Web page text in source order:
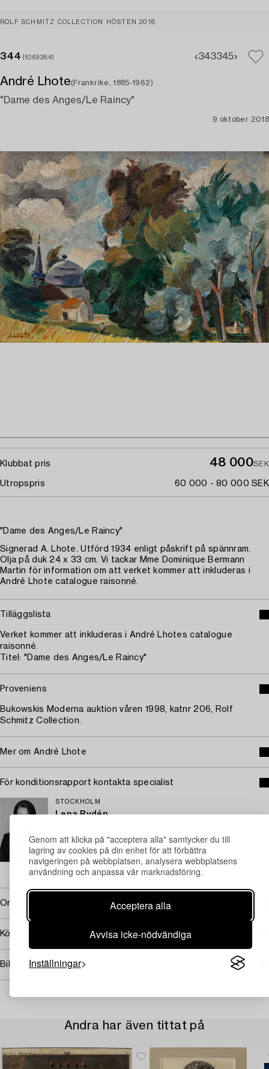
Genom att klicka på "acceptera alla" samtycker du till
lagring av cookies på din enhet för att förbättra
navigeringen på webbplatsen, analysera webbplatsens
användning och anpassa vår marknadsföring.
Acceptera alla
Avvisa icke-nödvändiga
Inställningar
ROLF SCHMITZ COLLECTION HÖSTEN 2018
344 (1069384) 343345
André Lhote(Frankrike, 1885-1962)
"Dame des Anges/Le Raincy"
9 oktober 2018
Klubbat pris 48 000SEK
Utropspris 60 000 - 80 000 SEK
"Dame des Anges/Le Raincy"
Signerad A. Lhote. Utförd 1934 enligt påskrift på spännram.
Olja på duk 24 x 33 cm. Vi tackar Mme Dominique Bermann
Martin för information om att verket kommer att inkluderas i
André Lhote catalogue raisonné.
Tilläggslista
Verket kommer att inkluderas i André Lhotes catalogue
raisonné.
Titel: "Dame des Anges/Le Raincy"
Proveniens
Bukowskis Moderna auktion våren 1998, katnr 206, Rolf
Schmitz Collection.
Mer om André Lhote
För konditionsrapport kontakta specialist
STOCKHOLM
Lena Rydén
+46 (0)707 78 35 71
E-post
→ Se vad vi söker
Omfattas av följerätt
Köpinformation
Bildrättigheter
Andra har även tittat på